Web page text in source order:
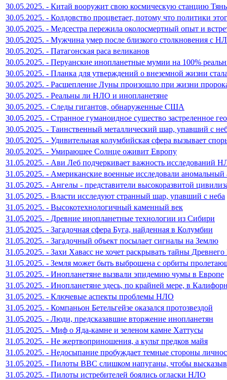
30.05.2025. - Китай вооружит свою космическую станцию
30.05.2025. - Колдовство процветает, потому что политики
30.05.2025. - Медсестра пережила околосмертный опыт и
30.05.2025. - Мужчина умер после близкого столкновения с
30.05.2025. - Патагонская раса великанов
30.05.2025. - Перуанские инопланетные мумии на 100%
30.05.2025. - Планка для утверждений о внеземной жизни
30.05.2025. - Расщепление Луны произошло при жизни
30.05.2025. - Реальны ли НЛО и инопланетяне
30.05.2025. - Следы гигантов, обнаруженные США
30.05.2025. - Странное гуманоидное существо застреленное
30.05.2025. - Таинственный металлический шар, упавший с
30.05.2025. - Удивительная колумбийская сфера вызывает
30.05.2025. - Умирающее Солнце оживит Европу
31.05.2025. - Ави Леб подчеркивает важность исследований
31.05.2025. - Американские военные исследовали аномальный
31.05.2025. - Ангелы - представители высокоразвитой
31.05.2025. - Власти исследуют странный шар, упавший с неба
31.05.2025. - Высокотехнологичный каменный век
31.05.2025. - Древние инопланетные технологии из Сибири
31.05.2025. - Загадочная сфера Буга, найденная в Колумбии
31.05.2025. - Загадочный объект посылает сигналы на Землю
31.05.2025. - Захи Хавасс не хочет раскрывать тайны Древнего
31.05.2025. - Земля может быть выброшена с орбиты
31.05.2025. - Инопланетяне вызвали эпидемию чумы в Европе
31.05.2025. - Инопланетяне здесь, по крайней мере, в
31.05.2025. - Ключевые аспекты проблемы НЛО
31.05.2025. - Компаньон Бетельгейзе оказался протозвездой
31.05.2025. - Люди, предсказавшие вторжение инопланетян
31.05.2025. - Миф о Яда-камне и зеленом камне Хаттусы
31.05.2025. - Не жертвоприношения, а культ предков майя
31.05.2025. - Недосыпание пробуждает темные стороны
31.05.2025. - Пилоты ВВС слишком напуганы, чтобы
31.05.2025. - Пилоты истребителей боялись огласки НЛО